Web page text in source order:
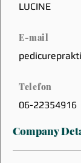
LUCINE
E-mail
Telefon
06-22354916
Company